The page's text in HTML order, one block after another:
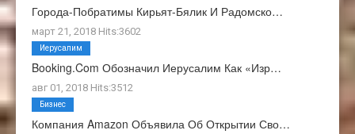
Города-Побратимы Кирьят-Бялик И Радомско…
март 21, 2018 Hits:3602
Booking.com Обозначил Иерусалим Как «изр…
авг 01, 2018 Hits:3512
Иерусалим
Компания Amazon Объявила Об Открытии Сво…
Бизнес